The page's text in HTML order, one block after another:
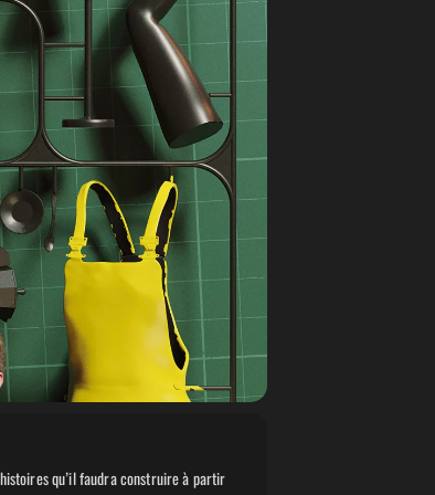
qu’il faudra construire à partir